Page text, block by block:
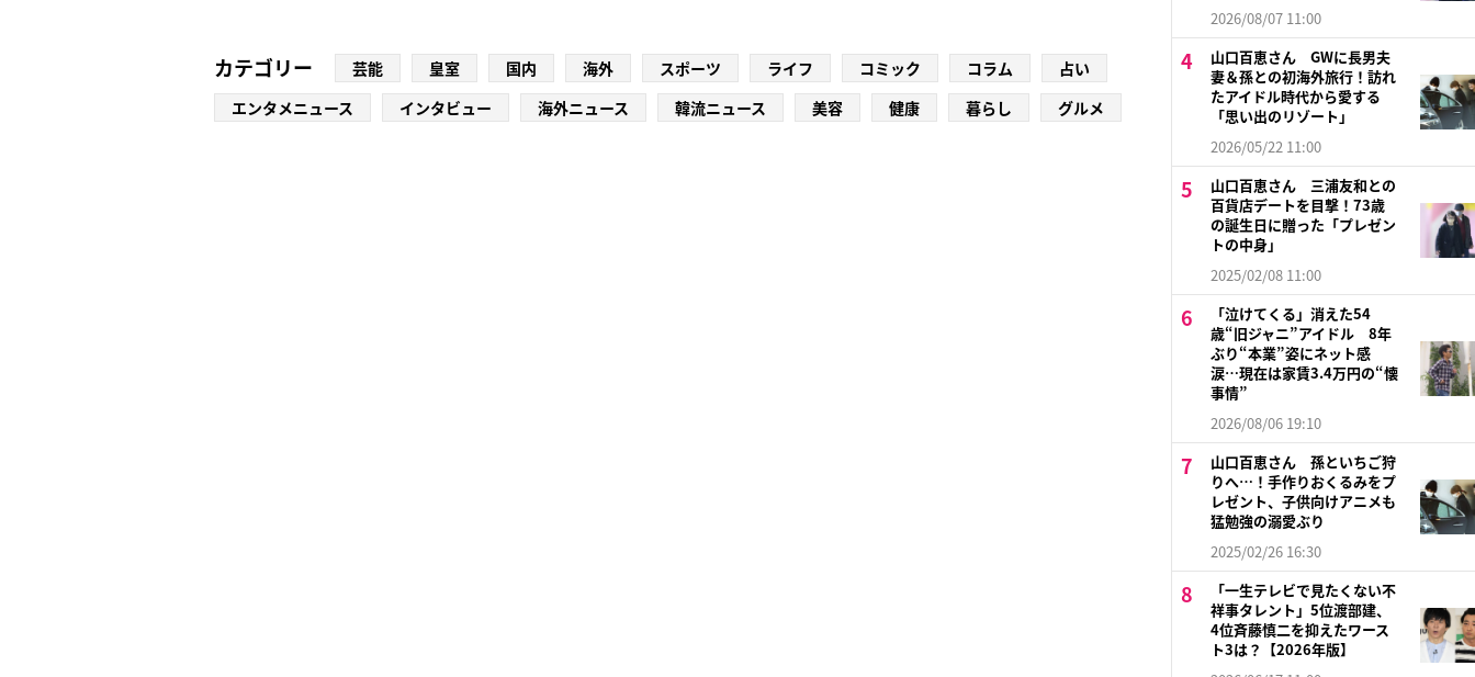
カテゴリー 芸能 皇室 国内 海外 スポーツ ライフ コミック コラム
占い
エンタメニュース
インタビュー 海外ニュース 韓流ニュース 美容 健康 暮らし グルメ
2026/08/07 11:00
山口百恵さん GWに長男夫
妻＆孫との初海外旅行！訪れ
たアイドル時代から愛する
「思い出のリゾート」
2026/05/22 11:00
山口百恵さん 三浦友和との
百貨店デートを目撃！73歳
の誕生日に贈った「プレゼン
トの中身」
2025/02/08 11:00
「泣けてくる」消えた54
歳“旧ジャニ”アイドル 8年
ぶり“本業”姿にネット感
涙…現在は家賃3.4万円の“懐
事情”
2026/08/06 19:10
山口百恵さん 孫といちご狩
りへ…！手作りおくるみをプ
レゼント、子供向けアニメも
猛勉強の溺愛ぶり
2025/02/26 16:30
「一生テレビで見たくない不
祥事タレント」5位渡部建、
4位斉藤慎二を抑えたワース
ト3は？【2026年版】